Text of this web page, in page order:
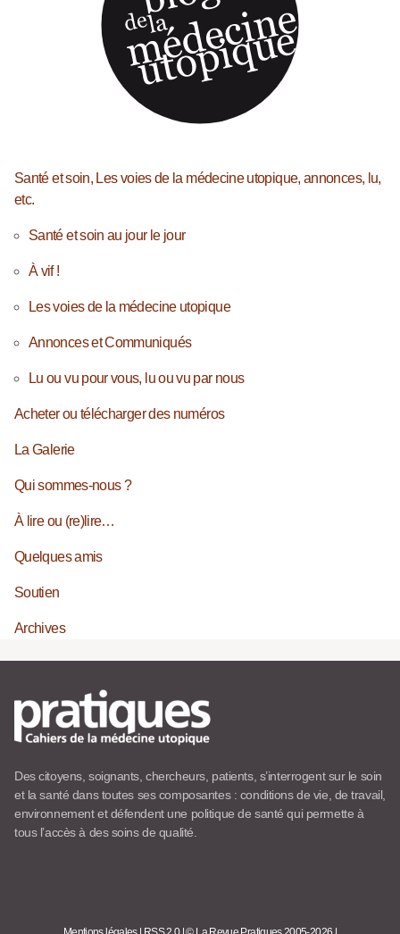
Santé et soin, Les voies de la médecine utopique, annonces, lu,
etc.
Santé et soin au jour le jour
À vif !
Les voies de la médecine utopique
Annonces et Communiqués
Lu ou vu pour vous, lu ou vu par nous
Acheter ou télécharger des numéros
La Galerie
Qui sommes-nous ?
À lire ou (re)lire…
Quelques amis
Soutien
Archives
Des citoyens, soignants, chercheurs, patients, s’interrogent sur le soin
et la santé dans toutes ses composantes : conditions de vie, de travail,
environnement et défendent une politique de santé qui permette à
tous l’accès à des soins de qualité.